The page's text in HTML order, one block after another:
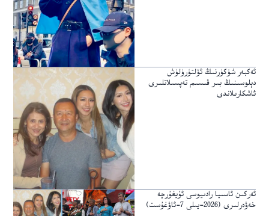
ئەكبەر شۈكۈرنىڭ ئۆلتۈرۈلۈش
دېلوسىنىڭ بىر قىسىم تەپسىلاتلىرى
ئاشكارىلاندى
ئەركىن ئاسىيا رادىيوسى ئۇيغۇرچە
خەۋەرلىرى (2026-يىلى 7-ئاۋغۇست)